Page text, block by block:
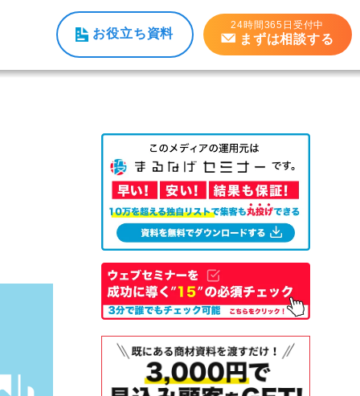
お役立ち資料
24時間365日受付中
まずは相談する